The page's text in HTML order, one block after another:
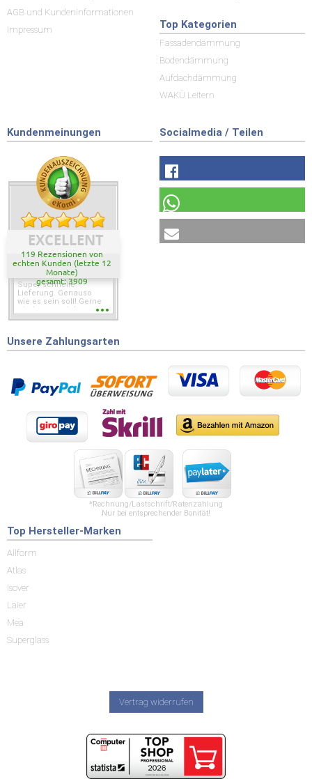
AGB und Kundeninformationen
Impressum
Top Kategorien
Fassadendämmung
Bodendämmung
Aufdachdämmung
WAKÜ Leitern
Kundenmeinungen
EXCELLENT
119 Rezensionen von
echten Kunden (letzte 12
Monate)
gesamt: 3909
Super schnelle
Lieferung. Genauso
wie es sein soll! Gerne
wieder wenn ich was
Socialmedia / Teilen
Unsere Zahlungsarten
*Rechnung/Lastschrift/Ratenzahlung
Nur bei entsprechender Bonität!
Top Hersteller-Marken
Allform
Atlas
Isover
Laier
Mea
Superglass
Vertrag widerrufen